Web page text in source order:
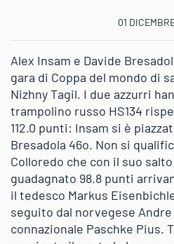
01
Alex Insam e Davide
gara di Coppa del mondo di
Nizhny Tagil. I due azzurri
trampolino russo HS134
112.0 punti: Insam si è
Bresadola 46o. Non si
Colloredo che con il suo salto
guadagnato 98.8 punti
il tedesco Markus
seguito dal norvegese Andre
connazionale Paschke Pius.